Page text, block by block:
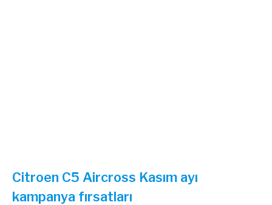
Citroen C5 Aircross Kasım ayı
kampanya fırsatları